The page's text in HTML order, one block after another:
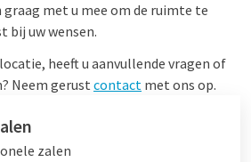
graag met u mee om de ruimte te
bij uw wensen.
heeft u aanvullende vragen of
Neem gerustcontact met ons op.
zalen